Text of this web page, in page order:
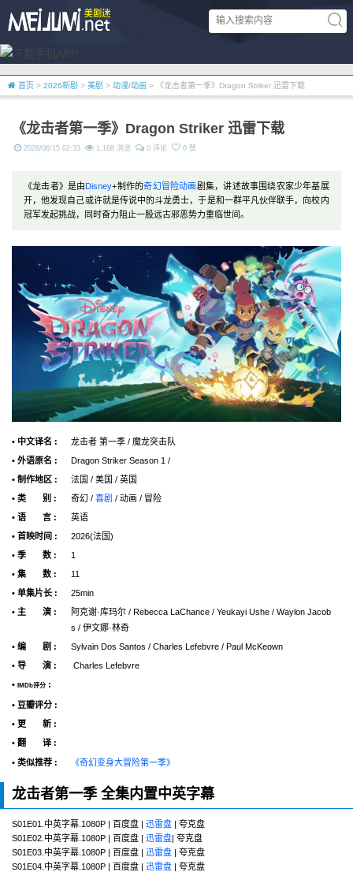
首页 > 2026新剧 > 美剧 > 动漫/动画 > 《龙击者第一季》Dragon Striker 迅雷下载
《龙击者第一季》Dragon Striker 迅雷下载
2026/06/15 02:33 1,168 浏览 0 评论 0 赞
《龙击者》是由Disney+制作的奇幻冒险动画剧集，讲述故事围绕农家少年基展
开，他发现自己或许就是传说中的斗龙勇士，于是和一群平凡伙伴联手，向校内
冠军发起挑战，同时奋力阻止一股远古邪恶势力重临世间。
• 中文译名 :
龙击者 第一季 / 魔龙突击队
• 外语原名 :
Dragon Striker Season 1 /
• 制作地区 :
法国 / 美国 / 英国
• 类 别 :
奇幻 / 喜剧 / 动画 / 冒险
• 语 言 :
英语
• 首映时间 :
2026(法国)
• 季 数 :
1
• 集 数 :
11
• 单集片长 :
25min
• 主 演 :
阿克谢·库玛尔 / Rebecca LaChance / Yeukayi Ushe / Waylon Jacob
s / 伊文娜·林奇
• 编 剧 :
Sylvain Dos Santos / Charles Lefebvre / Paul McKeown
• 导 演 :
Charles Lefebvre
•
IMDb评分 :
• 豆瓣评分 :
• 更 新 :
• 翻 译 :
• 类似推荐 : 《奇幻变身大冒险第一季》
龙击者第一季 全集内置中英字幕
S01E01.中英字幕.1080P | 百度盘 | 迅雷盘 | 夸克盘
S01E02.中英字幕.1080P | 百度盘 | 迅雷盘| 夸克盘
S01E03.中英字幕.1080P | 百度盘 | 迅雷盘 | 夸克盘
S01E04.中英字幕.1080P | 百度盘 | 迅雷盘 | 夸克盘